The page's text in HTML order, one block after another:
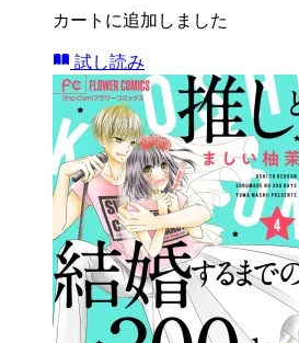
カートに追加しました
試し読み